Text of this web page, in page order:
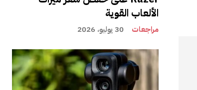
الألعاب القوية
مراجعات 30 يوليو، 2026